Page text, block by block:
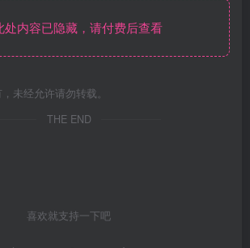
内容已隐藏，请付费后查看
未经允许请勿转载。
THE END
喜欢就支持一下吧